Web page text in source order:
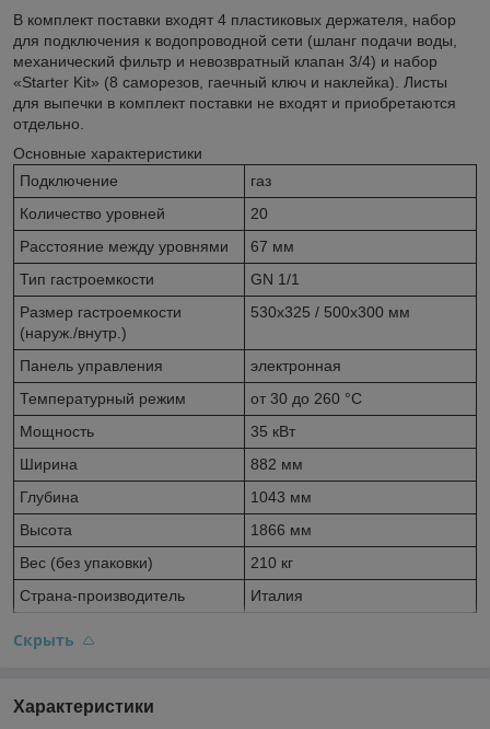
В комплект поставки входят 4 пластиковых держателя, набор
для подключения к водопроводной сети (шланг подачи воды,
механический фильтр и невозвратный клапан 3/4) и набор
«Starter Kit» (8 саморезов, гаечный ключ и наклейка). Листы
для выпечки в комплект поставки не входят и приобретаются
отдельно.
Основные характеристики
Подключение
газ
Количество уровней
20
Расстояние между уровнями
67 мм
Тип гастроемкости
GN 1/1
Размер гастроемкости
(наруж./внутр.)
530x325 / 500x300 мм
Панель управления
электронная
Температурный режим
от 30 до 260 °С
Мощность
35 кВт
Ширина
882 мм
Глубина
1043 мм
Высота
1866 мм
Вес (без упаковки)
210 кг
Страна-производитель
Италия
Скрыть
Характеристики